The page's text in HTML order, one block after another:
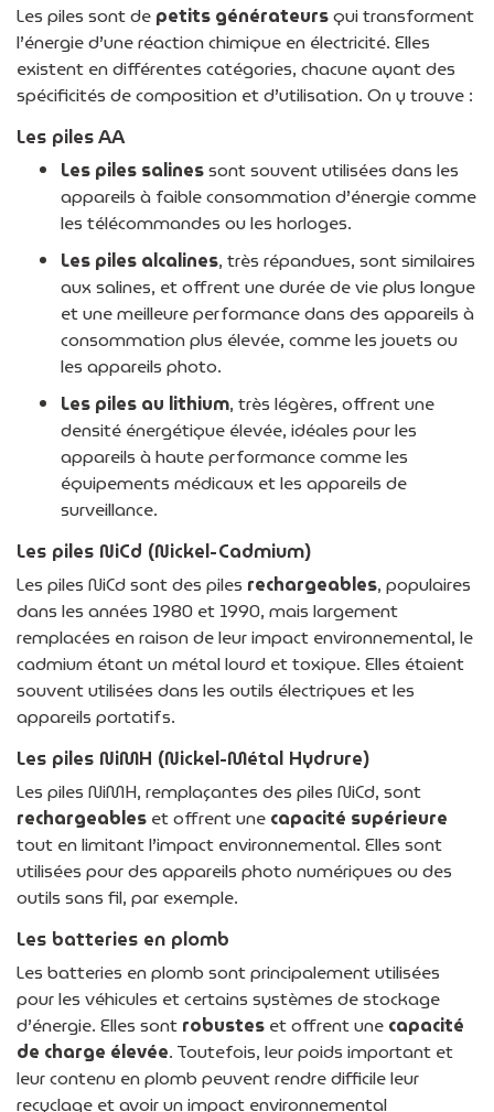
Les piles sont de petits générateursqui transforment
l’énergie d’une réaction chimique en électricité. Elles
existent en différentes catégories, chacune ayant des
spécificités de composition et d’utilisation. On y trouve :
Les piles AA
Les piles salinessont souvent utilisées dans les
appareils à faible consommation d’énergie comme
les télécommandes ou les horloges.
Les piles alcalines, très répandues, sont similaires
aux salines, et offrent une durée de vie plus longue
et une meilleure performance dans des appareils à
consommation plus élevée, comme les jouets ou
les appareils photo.
Les piles au lithium, très légères, offrent une
densité énergétique élevée, idéales pour les
appareils à haute performance comme les
équipements médicaux et les appareils de
surveillance.
Les piles NiCd (Nickel-Cadmium)
Les piles NiCd sont des piles rechargeables, populaires
dans les années 1980 et 1990, mais largement
remplacées en raison de leur impact environnemental, le
cadmium étant un métal lourd et toxique. Elles étaient
souvent utilisées dans les outils électriques et les
appareils portatifs.
Les piles NiMH (Nickel-Métal Hydrure)
Les piles NiMH, remplaçantes des piles NiCd, sont
rechargeables et offrent une capacité supérieure
tout en limitant l’impact environnemental. Elles sont
utilisées pour des appareils photo numériques ou des
outils sans fil, par exemple.
Les batteries en plomb
Les batteries en plomb sont principalement utilisées
pour les véhicules et certains systèmes de stockage
d’énergie. Elles sont robustes et offrent une capacité
de charge élevée. Toutefois, leur poids important et
leur contenu en plomb peuvent rendre difficile leur
recyclage et avoir un impact environnemental